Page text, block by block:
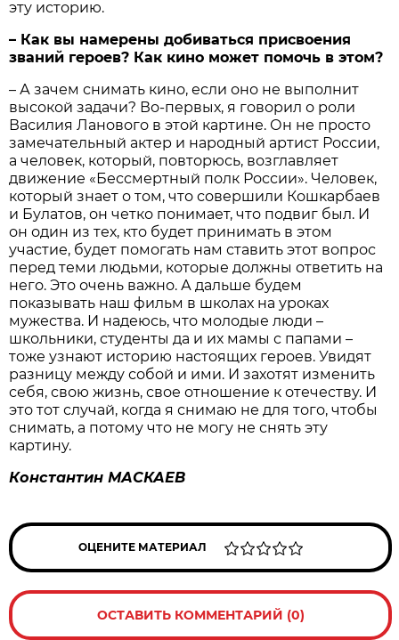
эту историю.
– Как вы намерены добиваться присвоения
званий героев? Как кино может помочь в этом?
– А зачем снимать кино, если оно не выполнит
высокой задачи? Во-первых, я говорил о роли
Василия Ланового в этой картине. Он не просто
замечательный актер и народный артист России,
а человек, который, повторюсь, возглавляет
движение «Бессмертный полк России». Человек,
который знает о том, что совершили Кошкарбаев
и Булатов, он четко понимает, что подвиг был. И
он один из тех, кто будет принимать в этом
участие, будет помогать нам ставить этот вопрос
перед теми людьми, которые должны ответить на
него. Это очень важно. А дальше будем
показывать наш фильм в школах на уроках
мужества. И надеюсь, что молодые люди –
школьники, студенты да и их мамы с папами –
тоже узнают историю настоящих героев. Увидят
разницу между собой и ими. И захотят изменить
себя, свою жизнь, свое отношение к отечеству. И
это тот случай, когда я снимаю не для того, чтобы
снимать, а потому что не могу не снять эту
картину.
Константин МАСКАЕВ
ОЦЕНИТЕ МАТЕРИАЛ
ОСТАВИТЬ КОММЕНТАРИЙ (0)